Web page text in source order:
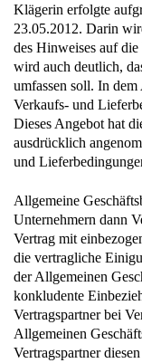
Klägerin erfolgte
23.05.2012. Darin
des Hinweises auf
wird auch deutlich,
umfassen soll. In
Verkaufs- und
Dieses Angebot hat
ausdrücklich
und
Allgemeine
Unternehmern dann
Vertrag mit
die vertragliche
der Allgemeinen
konkludente
Vertragspartner bei
Allgemeinen
Vertragspartner